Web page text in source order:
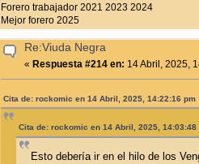
Forero trabajador 2021 2023 2024
Mejor forero 2025
Re:Viuda Negra
«Respuesta #214 en: 14 Abril, 2025,
Cita de: rockomic en 14 Abril, 2025, 14:22:16 pm
Cita de: rockomic en 14 Abril, 2025, 14:03:48
Esto debería ir en el hilo de los